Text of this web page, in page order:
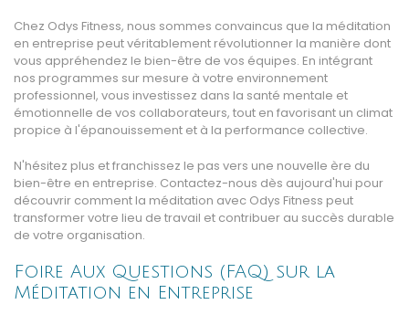
Chez Odys Fitness, nous sommes convaincus que la méditation
en entreprise peut véritablement révolutionner la manière dont
vous appréhendez le bien-être de vos équipes. En intégrant
nos programmes sur mesure à votre environnement
professionnel, vous investissez dans la santé mentale et
émotionnelle de vos collaborateurs, tout en favorisant un climat
propice à l'épanouissement et à la performance collective.
N'hésitez plus et franchissez le pas vers une nouvelle ère du
bien-être en entreprise. Contactez-nous dès aujourd'hui pour
découvrir comment la méditation avec Odys Fitness peut
transformer votre lieu de travail et contribuer au succès durable
de votre organisation.
Foire Aux Questions (FAQ) sur la
Méditation en Entreprise